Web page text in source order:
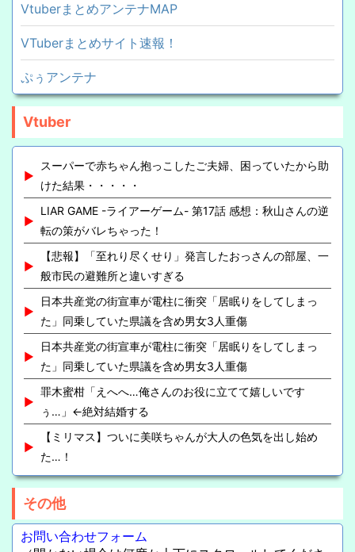
VtuberまとめアンテナMAP
VTuberまとめサイト速報！
ぷぅアンテナ
Vtuber
スーパーで赤ちゃん抱っこしたご夫婦、困っていたから助
けた結果・・・・・
LIAR GAME -ライアーゲーム- 第17話 感想：秋山さんの逆
転の策がバレちゃった！
【悲報】「至れり尽くせり」発言したおっさんの部屋、一
般市民の避難所と違いすぎる
日本共産党の街宣車が電柱に衝突「居眠りをしてしまっ
た」同乗していた県議を含め男女3人重傷
日本共産党の街宣車が電柱に衝突「居眠りをしてしまっ
た」同乗していた県議を含め男女3人重傷
罪木蜜柑「えへへ…俺さんのお役に立てて嬉しいです
ぅ…」←絶対結婚する
【ミリマス】ついに美咲ちゃんが大人の色気を出し始め
た…！
その他
お問い合わせフォーム